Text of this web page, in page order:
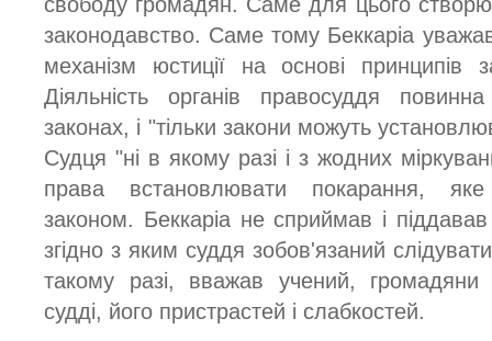
законодавство. Саме тому Беккаріа
механізм юстиції на основі принципів
Діяльність органів правосуддя
законах, і "тільки закони можуть
Судця "ні в якому разі і з жодних
права встановлювати покарання,
законом. Беккаріа не сприймав і
згідно з яким суддя зобов'язаний
такому разі, вважав учений, громадяни
судді, його пристрастей і слабкостей.